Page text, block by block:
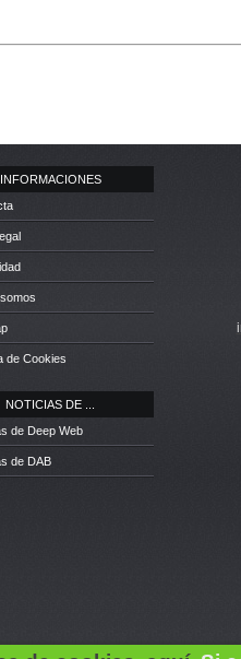
INFORMACIONES
de Cookies
NOTICIAS DE ...
de Deep Web
de DAB